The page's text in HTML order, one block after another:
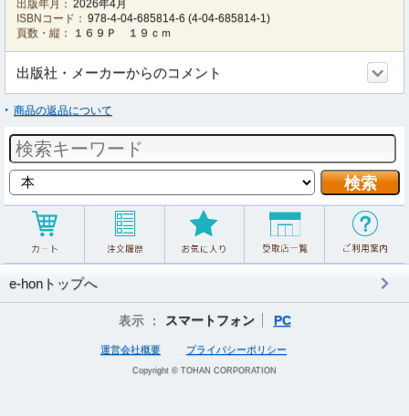
出版年月： 2026年4月
ISBNコード： 978-4-04-685814-6 (4-04-685814-1)
頁数・縦：
１６９Ｐ １９ｃｍ
出版社・メーカーからのコメント
商品の返品について
e-honトップへ
表示 ： スマートフォン PC
運営会社概要 プライバシーポリシー
Copyright © TOHAN CORPORATION